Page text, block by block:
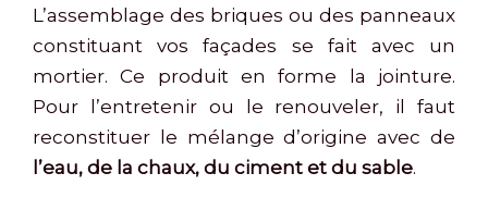
L’assemblage des briques ou des panneaux
constituant vos façades se fait avec un
mortier. Ce produit en forme la jointure.
Pour l’entretenir ou le renouveler, il faut
reconstituer le mélange d’origine avec de
l’eau, de la chaux, du ciment et du sable.